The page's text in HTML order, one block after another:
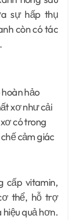
sự hấp thụ
còn có tác
hảo
xơ như cải
có trong
cảm giác
cấp vitamin,
thể, hỗ trợ
quả hơn.